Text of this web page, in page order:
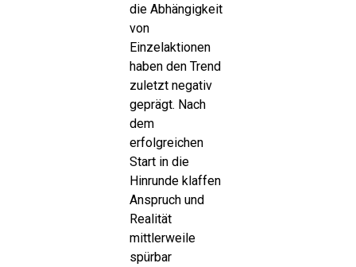
die Abhängigkeit
von
Einzelaktionen
haben den Trend
zuletzt negativ
geprägt. Nach
dem
erfolgreichen
Start in die
Hinrunde klaffen
Anspruch und
Realität
mittlerweile
spürbar